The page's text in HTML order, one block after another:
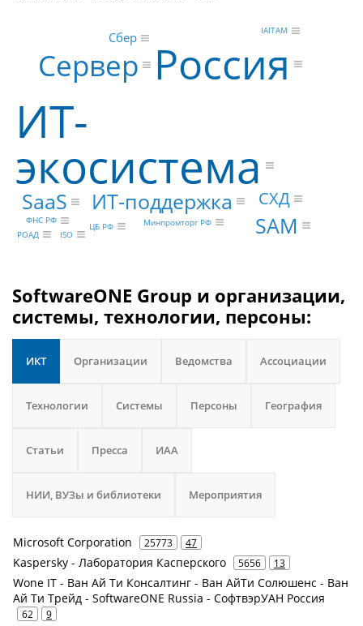
ИТ-
экосистема
Россия
Сервер
SaaS
ИТ-поддержка
SAM
СХД
Сбер
ФНС РФ
ЦБ РФ
Минпромторг РФ
РОАД
IAITAM
ISO
SoftwareONE Group и организации,
системы, технологии, персоны:
ИКТ Организации Ведомства Ассоциации
Технологии Системы Персоны География
Статьи Пресса ИАА
НИИ, ВУЗы и библиотеки Мероприятия
Microsoft Corporation 25773 47
Kaspersky - Лаборатория Касперского 5656 13
Wone IT - Ван Ай Ти Консалтинг - Ван АйТи Солюшенс - Ван
Ай Ти Трейд - SoftwareONE Russia - СофтвэрУАН Россия
62 9